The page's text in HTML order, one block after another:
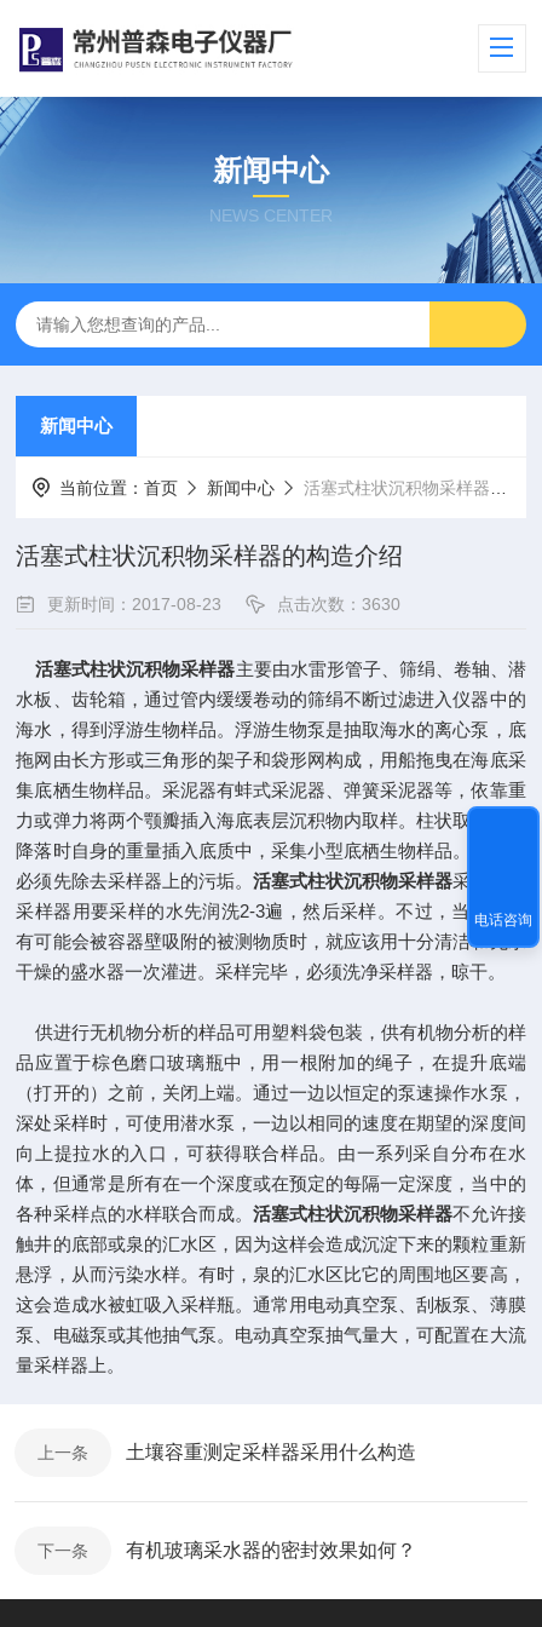
新闻中心
NEWS CENTER
新闻中心
当前位置：首页 新闻中心 活塞式柱状沉积物采样器的构造介绍
活塞式柱状沉积物采样器的构造介绍
更新时间：2017-08-23 点击次数：3630
活塞式柱状沉积物采样器主要由水雷形管子、筛绢、卷轴、潜
水板、齿轮箱，通过管内缓缓卷动的筛绢不断过滤进入仪器中的
海水，得到浮游生物样品。浮游生物泵是抽取海水的离心泵，底
拖网由长方形或三角形的架子和袋形网构成，用船拖曳在海底采
集底栖生物样品。采泥器有蚌式采泥器、弹簧采泥器等，依靠重
力或弹力将两个颚瓣插入海底表层沉积物内取样。柱状取样管靠
降落时自身的重量插入底质中，采集小型底栖生物样品。使用前
必须先除去采样器上的污垢。 活塞式柱状沉积物采样器采样时将
采样器用要采样的水先润洗2-3遍，然后采样。不过，当水样含
有可能会被容器壁吸附的被测物质时，就应该用十分清洁和无水
干燥的盛水器一次灌进。采样完毕，必须洗净采样器，晾干。
供进行无机物分析的样品可用塑料袋包装，供有机物分析的样
品应置于棕色磨口玻璃瓶中，用一根附加的绳子，在提升底端
（打开的）之前，关闭上端。通过一边以恒定的泵速操作水泵，
深处采样时，可使用潜水泵，一边以相同的速度在期望的深度间
向上提拉水的入口，可获得联合样品。由一系列采自分布在水
体，但通常是所有在一个深度或在预定的每隔一定深度，当中的
各种采样点的水样联合而成。 活塞式柱状沉积物采样器不允许接
触井的底部或泉的汇水区，因为这样会造成沉淀下来的颗粒重新
悬浮，从而污染水样。有时，泉的汇水区比它的周围地区要高，
这会造成水被虹吸入采样瓶。通常用电动真空泵、刮板泵、薄膜
泵、电磁泵或其他抽气泵。电动真空泵抽气量大，可配置在大流
量采样器上。
上一条 土壤容重测定采样器采用什么构造
下一条 有机玻璃采水器的密封效果如何？
电话咨询